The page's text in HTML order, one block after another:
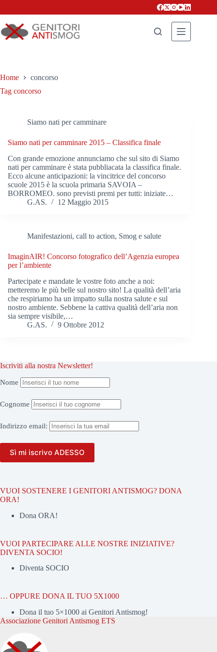
Home
concorso
Tag concorso
Siamo nati per camminare
Siamo nati per camminare 2015 – Classifica finale
Con grande emozione annunciamo che sul sito di Siamo
nati per camminare è stata pubbliacata la classifica finale.
Ecco alcune anticipazioni: la vincitrice del concorso
scuole 2015 è la scuola primaria SAVOIA –
BORROMEO. sono previsti premi per tutti: iniziate…
G.AS.
12 Maggio 2015
Manifestazioni, call to action, Smog e salute
ImaginAIR! Concorso fotografico dell’Agenzia europea
per l’ambiente
Partecipate e mandate le vostre foto anche a noi:
metteremo le più belle sul nostro sito! La qualità dell’aria
che respiriamo ha un impatto sulla nostra salute e sul
nostro ambiente. Sebbene la cattiva qualità dell’aria non
sia sempre visibile,…
G.AS.
9 Ottobre 2012
Iscriviti alla nostra Newsletter!
Nome
Cognome
Indirizzo email:
VUOI SOSTENERE I GENITORI ANTISMOG? DONA
ORA!
Dona ORA!
VUOI PARTECIPARE ALLE NOSTRE INIZIATIVE?
DIVENTA SOCIO!
Diventa SOCIO
… OPPURE DONA IL TUO 5X1000
Dona il tuo 5×1000 ai Genitori Antismog!
Associazione Genitori Antismog ETS